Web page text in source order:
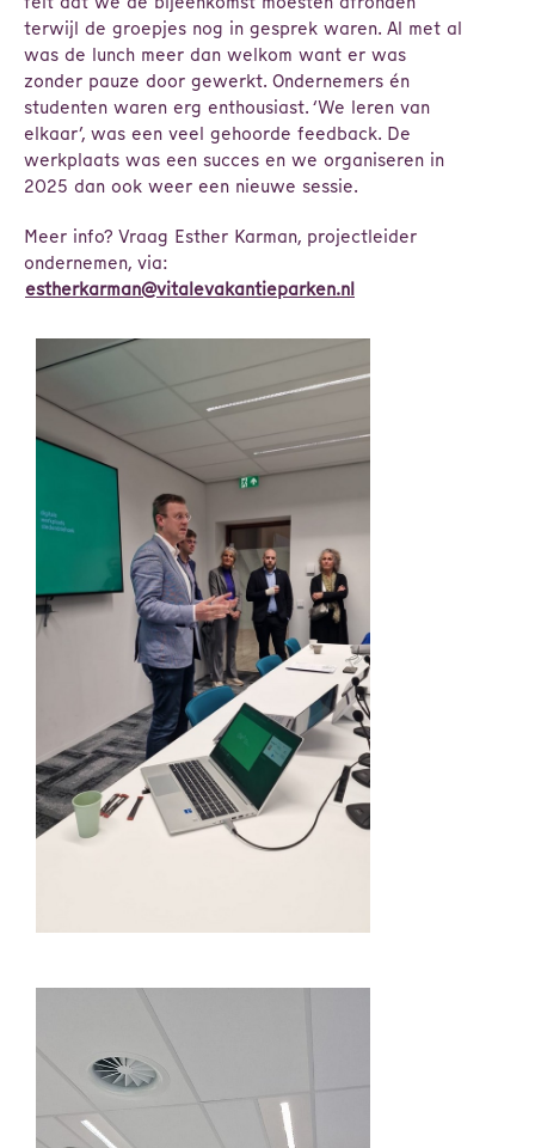
terwijl de groepjes nog in gesprek waren. Al met al
was de lunch meer dan welkom want er was
zonder pauze door gewerkt. Ondernemers én
studenten waren erg enthousiast. ‘We leren van
elkaar’, was een veel gehoorde feedback. De
werkplaats was een succes en we organiseren in
2025 dan ook weer een nieuwe sessie.
Meer info? Vraag Esther Karman, projectleider
ondernemen, via:
estherkarman@vitalevakantieparken.nl